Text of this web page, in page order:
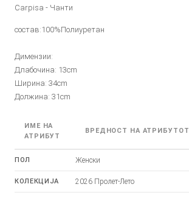
Carpisa - Чанти
состав:100%Полиуретан
Димензии:
Длабочина: 13cm
Ширина: 34cm
Должина: 31cm
ИМЕ НА
АТРИБУТ
ВРЕДНОСТ НА АТРИБУТОТ
ПОЛ Женски
КОЛЕКЦИЈА 2026 Пролет-Лето